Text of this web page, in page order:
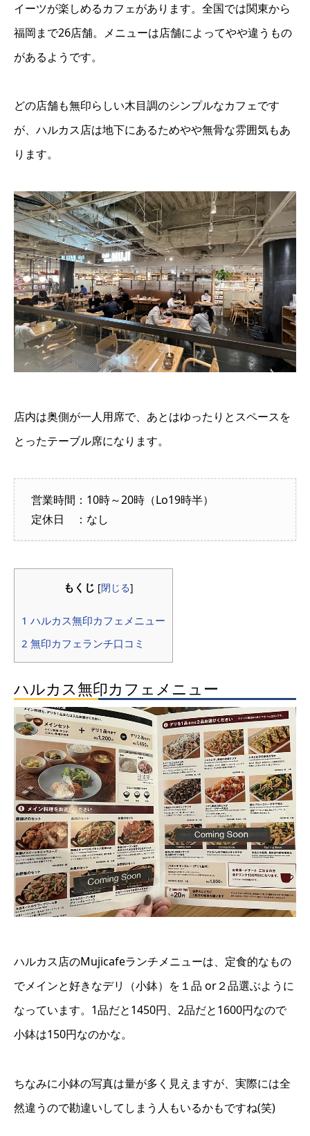
イーツが楽しめるカフェがあります。全国では関東から
福岡まで26店舗。メニューは店舗によってやや違うもの
があるようです。
どの店舗も無印らしい木目調のシンプルなカフェです
が、ハルカス店は地下にあるためやや無骨な雰囲気もあ
ります。
店内は奥側が一人用席で、あとはゆったりとスペースを
とったテーブル席になります。
営業時間：10時～20時（Lo19時半）
定休日 ：なし
もくじ [閉じる]
1 ハルカス無印カフェメニュー
2 無印カフェランチ口コミ
ハルカス無印カフェメニュー
ハルカス店のMujicafeランチメニューは、定食的なもの
でメインと好きなデリ（小鉢）を１品 or２品選ぶように
なっています。1品だと1450円、2品だと1600円なので
小鉢は150円なのかな。
ちなみに小鉢の写真は量が多く見えますが、実際には全
然違うので勘違いしてしまう人もいるかもですね(笑)